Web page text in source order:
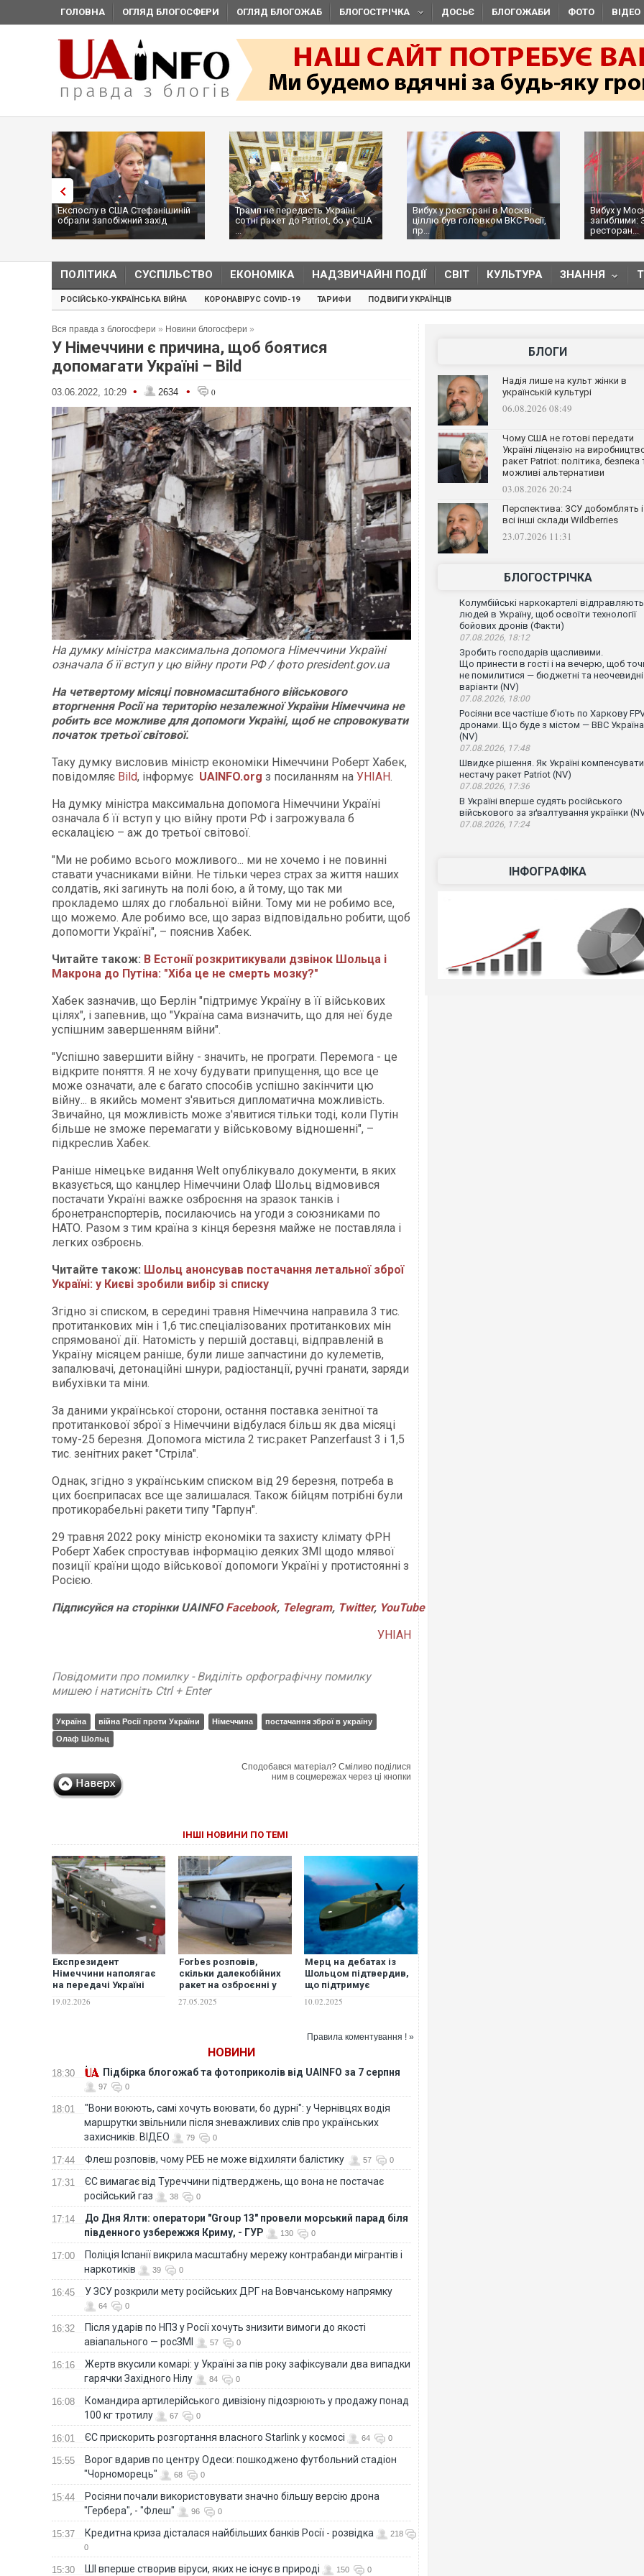
ГОЛОВНА ОГЛЯД БЛОГОСФЕРИ ОГЛЯД БЛОГОЖАБ БЛОГОСТРІЧКА ДОСЬЄ БЛОГОЖАБИ ФОТО ВІДЕО
Експослу в США Стефанішиній
обрали запобіжний захід
Трамп не передасть Україні
сотні ракет до Patriot, бо у США
...
Вибух у ресторані в Москві:
ціллю був головком ВКС Росії,
пр...
Вибух у
загиблими:
ресторан...
ПОЛІТИКА СУСПІЛЬСТВО ЕКОНОМІКА НАДЗВИЧАЙНІ ПОДІЇ СВІТ КУЛЬТУРА ЗНАННЯ
РОСІЙСЬКО-УКРАЇНСЬКА ВІЙНА КОРОНАВІРУС COVID-19 ТАРИФИ ПОДВИГИ УКРАЇНЦІВ
Вся правда з блогосфери » Новини блогосфери »
У Німеччини є причина, щоб боятися
допомагати Україні – Bild
03.06.2022, 10:29 • 2634 • 0
На думку міністра максимальна допомога Німеччини Україні
означала б її вступ у цю війну проти РФ / фото president.gov.ua
На четвертому місяці повномасштабного військового
вторгнення Росії на територію незалежної України Німеччина не
робить все можливе для допомоги Україні, щоб не спровокувати
початок третьої світової.
Таку думку висловив міністр економіки Німеччини Роберт Хабек,
повідомляє Bild, інформує UAINFO.org з посиланням на УНІАН.
На думку міністра максимальна допомога Німеччини Україні
означала б її вступ у цю війну проти РФ і загрожувала б
ескалацією – аж до третьої світової.
"Ми не робимо всього можливого... ми не хочемо і не повинні
ставати учасниками війни. Не тільки через страх за життя наших
солдатів, які загинуть на полі бою, а й тому, що так ми
прокладемо шлях до глобальної війни. Тому ми не робимо все,
що можемо. Але робимо все, що зараз відповідально робити, щоб
допомогти Україні", – пояснив Хабек.
Читайте також: В Естонії розкритикували дзвінок Шольца і
Макрона до Путіна: "Хіба це не смерть мозку?"
Хабек зазначив, що Берлін "підтримує Україну в її військових
цілях", і запевнив, що "Україна сама визначить, що для неї буде
успішним завершенням війни".
"Успішно завершити війну - значить, не програти. Перемога - це
відкрите поняття. Я не хочу будувати припущення, що все це
може означати, але є багато способів успішно закінчити цю
війну... в якийсь момент з'явиться дипломатична можливість.
Звичайно, ця можливість може з'явитися тільки тоді, коли Путін
більше не зможе перемагати у військовому відношенні", –
підкреслив Хабек.
Раніше німецьке видання Welt опублікувало документи, в яких
вказується, що канцлер Німеччини Олаф Шольц відмовився
постачати Україні важке озброєння на зразок танків і
бронетранспортерів, посилаючись на угоди з союзниками по
НАТО. Разом з тим країна з кінця березня майже не поставляла і
легких озброєнь.
Читайте також: Шольц анонсував постачання летальної зброї
Україні: у Києві зробили вибір зі списку
Згідно зі списком, в середині травня Німеччина направила 3 тис.
протитанкових мін і 1,6 тис.спеціалізованих протитанкових мін
спрямованої дії. Натомість у першій доставці, відправленій в
Україну місяцем раніше, були лише запчастини до кулеметів,
запалювачі, детонаційні шнури, радіостанції, ручні гранати, заряди
вибухівки та міни.
За даними української сторони, остання поставка зенітної та
протитанкової зброї з Німеччини відбулася більш як два місяці
тому-25 березня. Допомога містила 2 тис.ракет Panzerfaust 3 і 1,5
тис. зенітних ракет "Стріла".
Однак, згідно з українським списком від 29 березня, потреба в
цих боєприпасах все ще залишалася. Також бійцям потрібні були
протикорабельні ракети типу "Гарпун".
29 травня 2022 року міністр економіки та захисту клімату ФРН
Роберт Хабек спростував інформацію деяких ЗМІ щодо млявої
позиції країни щодо військової допомоги Україні у протистоянні з
Росією.
Підписуйся на сторінки UAINFO Facebook, Telegram, Twitter, YouTube
УНІАН
Повідомити про помилку - Виділіть орфографічну помилку
мишею і натисніть Ctrl + Enter
Україна війна Росії проти України Німеччина
постачання зброї в україну
Олаф Шольц
Сподобався матеріал? Сміливо поділися
ним в соцмережах через ці кнопки
ІНШІ НОВИНИ ПО ТЕМІ
Експрезидент
Німеччини наполягає
на передачі Україні
19.02.2026
Forbes розповів,
скільки далекобійних
ракет на озброєнні у
дістати до Москви
27.05.2025
Мерц на дебатах із
Шольцом підтвердив,
що підтримує
ракет Taurus
10.02.2025
Правила коментування ! »
НОВИНИ
18:30 Підбірка блогожаб та фотоприколів від UAINFO за 7 серпня
97 0
18:01
"Вони воюють, самі хочуть воювати, бо дурні": у Чернівцях водія
маршрутки звільнили після зневажливих слів про українських
захисників. ВІДЕО
79 0
17:44 Флеш розповів, чому РЕБ не може відхиляти балістику 57 0
17:31
ЄС вимагає від Туреччини підтверджень, що вона не постачає
російський газ
38 0
17:14
До Дня Ялти: оператори "Group 13" провели морський парад біля
південного узбережжя Криму, - ГУР
130 0
17:00
Поліція Іспанії викрила масштабну мережу контрабанди мігрантів і
наркотиків
39 0
16:45 У ЗСУ розкрили мету російських ДРГ на Вовчанському напрямку
64 0
16:32
Після ударів по НПЗ у Росії хочуть знизити вимоги до якості
авіапального — росЗМІ
57 0
16:16
Жертв вкусили комарі: у Україні за пів року зафіксували два випадки
гарячки Західного Нілу
84 0
16:08
Командира артилерійського дивізіону підозрюють у продажу понад
100 кг тротилу
67 0
16:01 ЄС прискорить розгортання власного Starlink у космосі 64 0
15:55
Ворог вдарив по центру Одеси: пошкоджено футбольний стадіон
"Чорноморець"
68 0
15:44
Росіяни почали використовувати значно більшу версію дрона
"Гербера", - "Флеш"
96 0
15:37 Кредитна криза дісталася найбільших банків Росії - розвідка
218
0
15:30 ШІ вперше створив віруси, яких не існує в природі 150 0
БЛОГИ
Надія лише на культ жінки в
українській культурі
06.08.2026 08:49
Чому США не готові передати
Україні ліцензію на
ракет Patriot: політика, безпека
можливі альтернативи
03.08.2026 20:24
Перспектива: ЗСУ добомблять і
всі інші склади Wildberries
23.07.2026 11:31
БЛОГОСТРІЧКА
Колумбійські наркокартелі відправляють
людей в Україну, щоб освоїти технології
бойових дронів (Факти)
07.08.2026, 18:12
Зробить господарів щасливими.
Що принести в гості і на вечерю, щоб
не помилитися — бюджетні та неочевидні
варіанти (NV)
07.08.2026, 18:00
Росіяни все частіше бʼють по Харкову
дронами. Що буде з містом — ВВС Україна
(NV)
07.08.2026, 17:48
Швидке рішення. Як Україні компенсувати
нестачу ракет Patriot (NV)
07.08.2026, 17:36
В Україні вперше судять російського
військового за зґвалтування українки
07.08.2026, 17:24
ІНФОГРАФІКА